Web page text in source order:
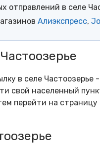
отправлений в селе
Алиэкспресс,
в селе Частоозерье
свой населенный
перейти на страницу